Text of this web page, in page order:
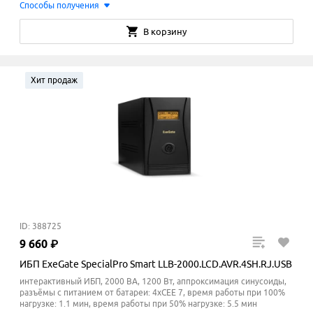
Способы получения
В корзину
Хит продаж
ID: 388725
9 660 ₽
ИБП ExeGate SpecialPro Smart LLB-2000.LCD.AVR.4SH.RJ.USB
интерактивный ИБП, 2000 ВА, 1200 Вт, аппроксимация синусоиды,
разъёмы с питанием от батареи: 4xCEE 7, время работы при 100%
нагрузке: 1.1 мин, время работы при 50% нагрузке: 5.5 мин